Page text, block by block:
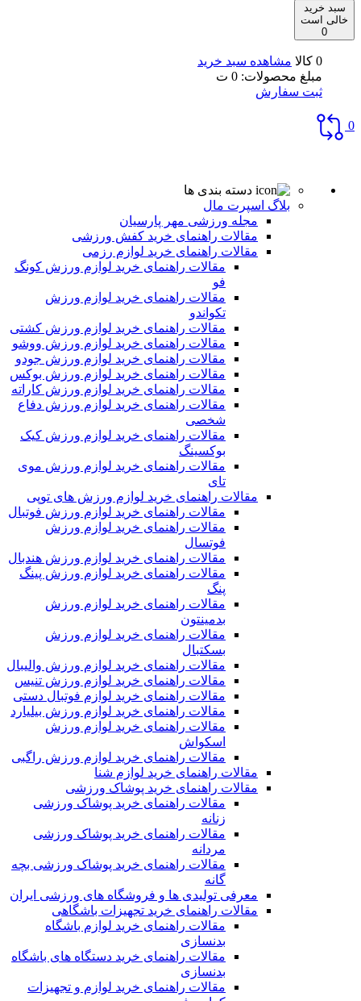
سبد خرید
خالی است
0
0 کالا
مشاهده سبد خرید
مبلغ محصولات: 0 ت
ثبت سفارش
0
دسته بندی ها
بلاگ اسپرت مال
مجله ورزشی مهر پارسیان
مقالات راهنمای خرید کفش ورزشی
مقالات راهنمای خرید لوازم رزمی
مقالات راهنمای خرید لوازم ورزش کونگ
فو
مقالات راهنمای خرید لوازم ورزش
تکواندو
مقالات راهنمای خرید لوازم ورزش کشتی
مقالات راهنمای خرید لوازم ورزش ووشو
مقالات راهنمای خرید لوازم ورزش جودو
مقالات راهنمای خرید لوازم ورزش بوکس
مقالات راهنمای خرید لوازم ورزش کاراته
مقالات راهنمای خرید لوازم ورزش دفاع
شخصی
مقالات راهنمای خرید لوازم ورزش کیک
بوکسینگ
مقالات راهنمای خرید لوازم ورزش موی
تای
مقالات راهنمای خرید لوازم ورزش های توپی
مقالات راهنمای خرید لوازم ورزش فوتبال
مقالات راهنمای خرید لوازم ورزش
فوتسال
مقالات راهنمای خرید لوازم ورزش هندبال
مقالات راهنمای خرید لوازم ورزش پینگ
پنگ
مقالات راهنمای خرید لوازم ورزش
بدمینتون
مقالات راهنمای خرید لوازم ورزش
بسکتبال
مقالات راهنمای خرید لوازم ورزش والیبال
مقالات راهنمای خرید لوازم ورزش تنیس
مقالات راهنمای خرید لوازم فوتبال دستی
مقالات راهنمای خرید لوازم ورزش بیلیارد
مقالات راهنمای خرید لوازم ورزش
اسکواش
مقالات راهنمای خرید لوازم ورزش راگبی
مقالات راهنمای خرید لوازم شنا
مقالات راهنمای خرید پوشاک ورزشی
مقالات راهنمای خرید پوشاک ورزشی
زنانه
مقالات راهنمای خرید پوشاک ورزشی
مردانه
مقالات راهنمای خرید پوشاک ورزشی بچه
گانه
معرفی تولیدی ها و فروشگاه های ورزشی ایران
مقالات راهنمای خرید تجهیزات باشگاهی
مقالات راهنمای خرید لوازم باشگاه
بدنسازی
مقالات راهنمای خرید دستگاه های باشگاه
بدنسازی
مقالات راهنمای خرید لوازم و تجهیزات